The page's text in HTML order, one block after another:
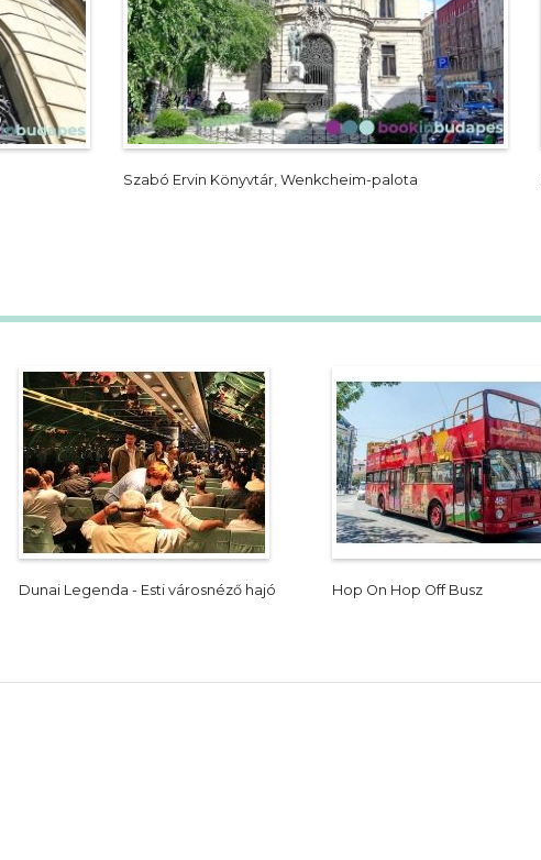
Szabó Ervin Könyvtár, Wenkcheim-palota
Dunai Legenda - Esti városnéző hajó Hop On Hop Off Busz